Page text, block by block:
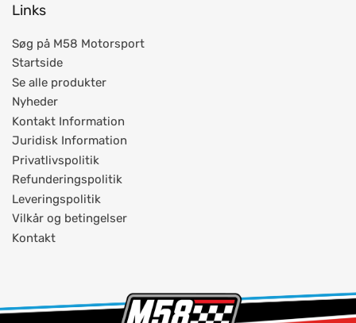
Links
Søg på M58 Motorsport
Startside
Se alle produkter
Nyheder
Kontakt Information
Juridisk Information
Privatlivspolitik
Refunderingspolitik
Leveringspolitik
Vilkår og betingelser
Kontakt